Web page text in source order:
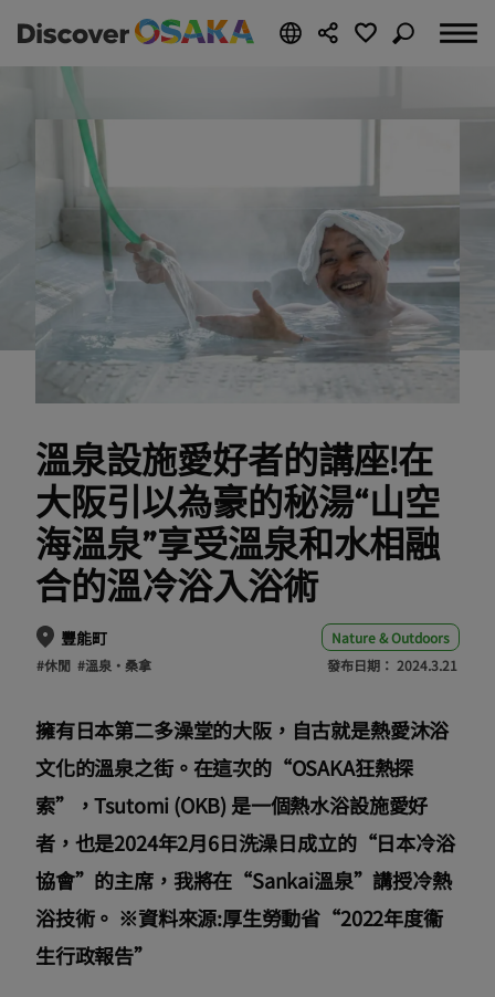
溫泉設施愛好者的講座!在
大阪引以為豪的秘湯“山空
海溫泉”享受溫泉和水相融
合的溫冷浴入浴術
豐能町
Nature & Outdoors
#休閒 #溫泉・桑拿 發布日期： 2024.3.21
擁有日本第二多澡堂的大阪，自古就是熱愛沐浴
文化的溫泉之街。在這次的“OSAKA狂熱探
索”，Tsutomi (OKB) 是一個熱水浴設施愛好
者，也是2024年2月6日洗澡日成立的“日本冷浴
協會”的主席，我將在“Sankai溫泉”講授冷熱
浴技術。 ※資料來源:厚生勞動省“2022年度衞
生行政報告”